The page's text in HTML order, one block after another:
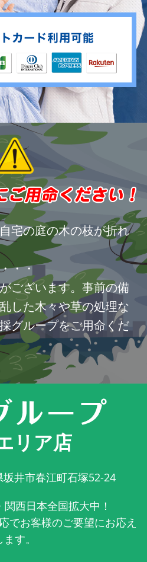
宅の庭の木の枝が折れ
・・
ございます。事前の備
した木々や草の処理な
グループをご用命くだ
リア店
坂井市春江町石塚52-24
西日本全国拡大中！
でお客様のご要望にお応え
ます。